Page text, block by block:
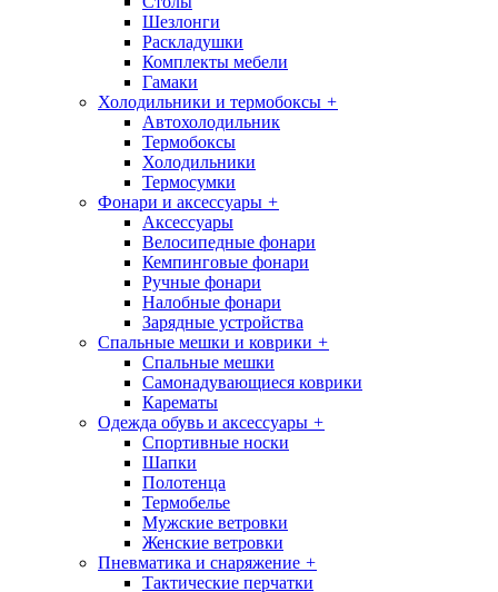
Шезлонги
Раскладушки
Комплекты мебели
Гамаки
Холодильники и термобоксы +
Автохолодильник
Термобоксы
Холодильники
Термосумки
Фонари и аксессуары +
Аксессуары
Велосипедные фонари
Кемпинговые фонари
Ручные фонари
Налобные фонари
Зарядные устройства
Спальные мешки и коврики +
Спальные мешки
Самонадувающиеся коврики
Карематы
Одежда обувь и аксессуары +
Спортивные носки
Шапки
Полотенца
Термобелье
Мужские ветровки
Женские ветровки
Пневматика и снаряжение +
Тактические перчатки